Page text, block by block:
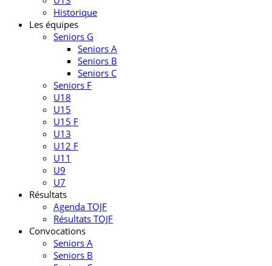
Historique
Les équipes
Seniors G
Seniors A
Seniors B
Seniors C
Seniors F
U18
U15
U15 F
U13
U12 F
U11
U9
U7
Résultats
Agenda TOJF
Résultats TOJF
Convocations
Seniors A
Seniors B